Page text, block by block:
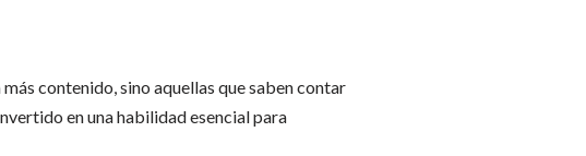
contenido, sino aquellas que saben contar
en una habilidad esencial para